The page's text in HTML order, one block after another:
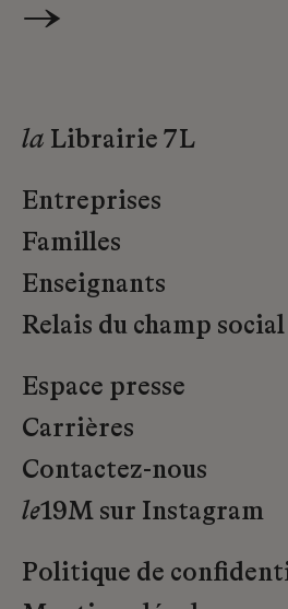
→
la Librairie 7L
Entreprises
Familles
Enseignants
Relais du champ
Espace presse
Carrières
Contactez-nous
le19M sur Instagram
Politique de